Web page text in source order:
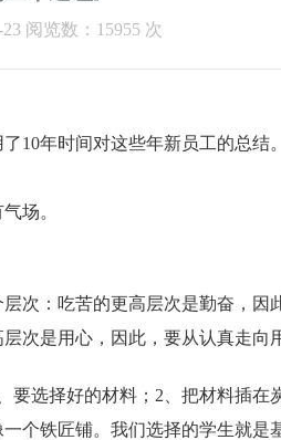
阅览数：15955 次
10年时间对这些年新员工的总结。
场。
次：吃苦的更高层次是勤奋，因
次是用心，因此，要从认真走向
要选择好的材料；2、把材料插在
个铁匠铺。我们选择的学生就是